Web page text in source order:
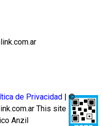
de Privacidad
| ©
This site
Anzil